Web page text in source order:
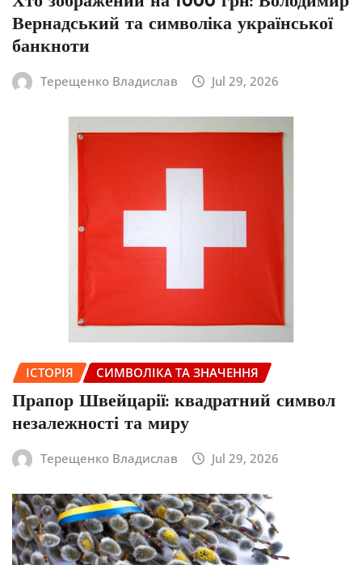
Вернадський та символіка української
банкноти
Терещенко Владислав Jul 29, 2026
ІСТОРІЯ СИМВОЛІКА ТА ЗНАЧЕННЯ
Прапор Швейцарії: квадратний символ
незалежності та миру
Терещенко Владислав Jul 29, 2026